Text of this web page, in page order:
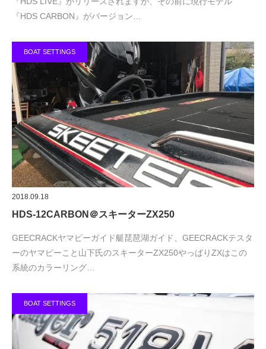
『HDS CARBON』がバージョン…
BOAT SETTINGS
2018.09.18
HDS-12CARBON＠スキーターZX250
GEECRACKヤマピーガイド艇琵琶湖ガイド、GEECRACKテスタ
ーのヤマピーこと山下氏のスキーターZX250やっぱりZXはこの
系統のカラーリング…
BOAT SETTINGS